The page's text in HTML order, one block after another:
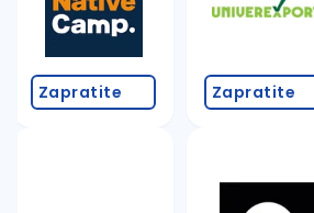
Zapratite Zapratite